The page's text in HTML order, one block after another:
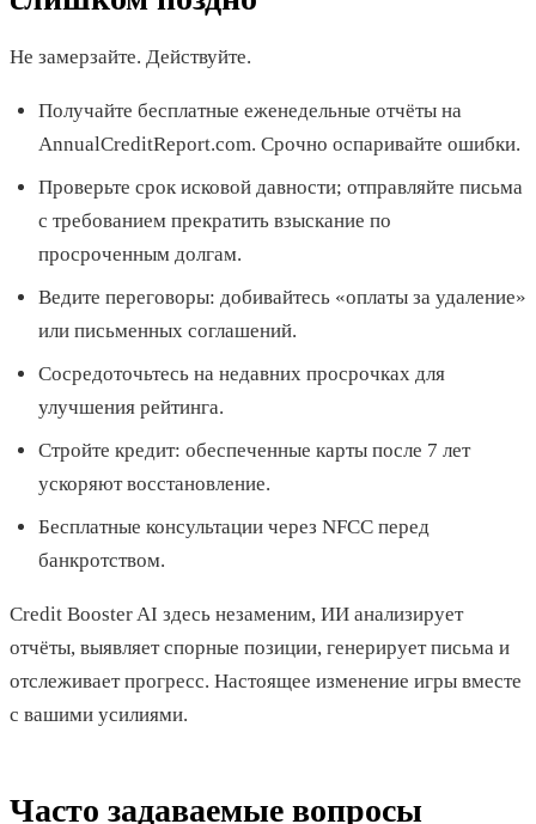
Не замерзайте. Действуйте.
Получайте бесплатные еженедельные отчёты на
AnnualCreditReport.com. Срочно оспаривайте ошибки.
Проверьте срок исковой давности; отправляйте письма
с требованием прекратить взыскание по
просроченным долгам.
Ведите переговоры: добивайтесь «оплаты за удаление»
или письменных соглашений.
Сосредоточьтесь на недавних просрочках для
улучшения рейтинга.
Стройте кредит: обеспеченные карты после 7 лет
ускоряют восстановление.
Бесплатные консультации через NFCC перед
банкротством.
Credit Booster AI здесь незаменим, ИИ анализирует
отчёты, выявляет спорные позиции, генерирует письма и
отслеживает прогресс. Настоящее изменение игры вместе
с вашими усилиями.
Часто задаваемые вопросы